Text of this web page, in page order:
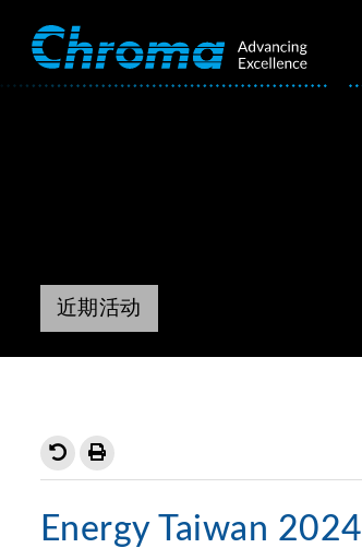
近期活动
Energy Taiwan 2024